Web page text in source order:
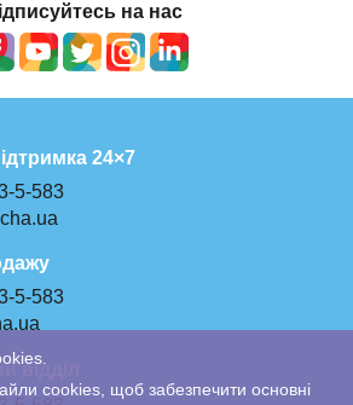
на нас
24×7
5-583
5-583
відділ
cookies, щоб забезпечити основні